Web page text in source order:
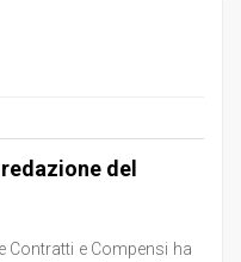
del
Contratti e Compensi ha